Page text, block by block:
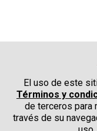
El uso de este
Términos y
de terceros para
través de su